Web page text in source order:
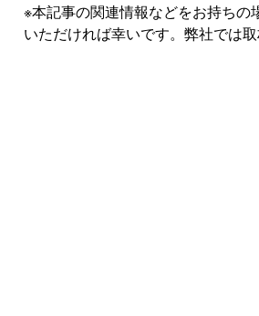
※本記事の関連情報などをお持ちの
いただければ幸いです。弊社では